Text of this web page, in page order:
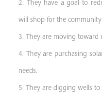
2. They have a goal to
will shop for the
3. They are moving toward
4. They are purchasing
needs.
5. They are digging wells to